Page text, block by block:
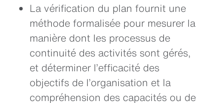
La vérification du plan fournit une
méthode formalisée pour mesurer la
manière dont les processus de
continuité des activités sont gérés,
et déterminer l’efficacité des
objectifs de l’organisation et la
compréhension des capacités ou de